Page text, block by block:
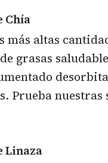
Chía
más altas
grasas
Prueba nuestras
Linaza